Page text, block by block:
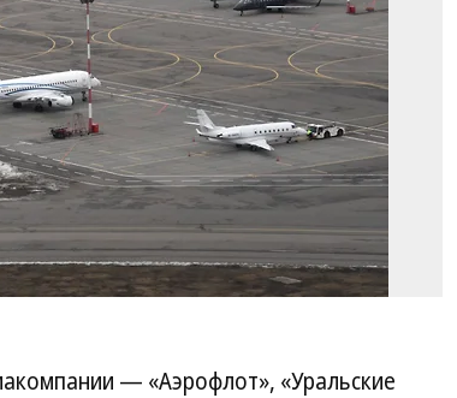
— «Аэрофлот», «Уральские